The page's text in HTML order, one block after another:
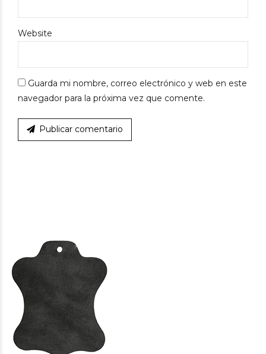
Website
Guarda mi nombre, correo electrónico y web en este
navegador para la próxima vez que comente.
Publicar comentario